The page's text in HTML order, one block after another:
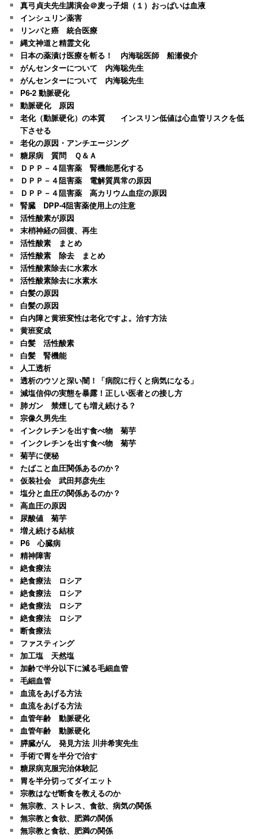
真弓貞夫先生講演会＠麦っ子畑（１）おっぱいは血液
インシュリン薬害
リンパと癌 統合医療
縄文神道と精霊文化
日本の薬漬け医療を斬る！ 内海聡医師 船瀬俊介
がんセンターについて 内海聡先生
がんセンターについて 内海聡先生
P6-2 動脈硬化
動脈硬化 原因
老化（動脈硬化）の本質 インスリン低値は心血管リスクを低
下させる
老化の原因・アンチエージング
糖尿病 質問 Ｑ＆Ａ
ＤＰＰ－４阻害薬 腎機能悪化する
ＤＰＰ－４阻害薬 電解質異常の原因
ＤＰＰ－４阻害薬 高カリウム血症の原因
腎臓 DPP-4阻害薬使用上の注意
活性酸素が原因
末梢神経の回復、再生
活性酸素 まとめ
活性酸素 除去 まとめ
活性酸素除去に水素水
活性酸素除去に水素水
白髪の原因
白髪の原因
白内障と黄班変性は老化ですよ。治す方法
黄班変成
白髪 活性酸素
白髪 腎機能
人工透析
透析のウソと深い闇！「病院に行くと病気になる」
減塩信仰の実態を暴露！正しい医者との接し方
肺ガン 禁煙しても増え続ける？
宗像久男先生
インクレチンを出す食べ物 菊芋
インクレチンを出す食べ物 菊芋
菊芋に便秘
たばこと血圧関係あるのか？
仮装社会 武田邦彦先生
塩分と血圧の関係あるのか？
高血圧の原因
尿酸値 菊芋
増え続ける結核
P6 心臓病
精神障害
絶食療法
絶食療法 ロシア
絶食療法 ロシア
絶食療法 ロシア
絶食療法 ロシア
断食療法
ファスティング
加工塩 天然塩
加齢で半分以下に減る毛細血管
毛細血管
血流をあげる方法
血流をあげる方法
血管年齢 動脈硬化
血管年齢 動脈硬化
膵臓がん 発見方法 川井希実先生
手術で胃を半分で治す
糖尿病克服完治体験記
胃を半分切ってダイエット
宗教はなぜ断食を教えるのか
無宗教、ストレス、食欲、病気の関係
無宗教と食欲、肥満の関係
無宗教と食欲、肥満の関係